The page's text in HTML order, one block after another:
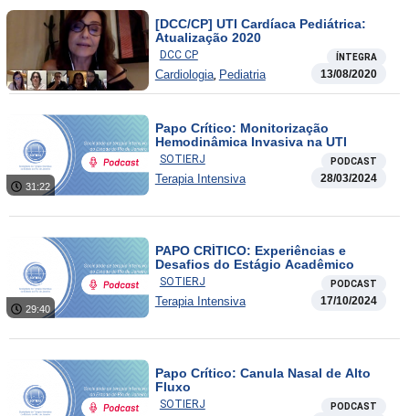
[DCC/CP] UTI Cardíaca Pediátrica:
Atualização 2020
DCC CP ÍNTEGRA
Cardiologia, Pediatria 13/08/2020
31:22
Papo Crítico: Monitorização
Hemodinâmica Invasiva na UTI
SOTIERJ PODCAST
Terapia Intensiva 28/03/2024
29:40
PAPO CRÍTICO: Experiências e
Desafios do Estágio Acadêmico
SOTIERJ PODCAST
Terapia Intensiva 17/10/2024
Papo Crítico: Canula Nasal de Alto
Fluxo
SOTIERJ PODCAST